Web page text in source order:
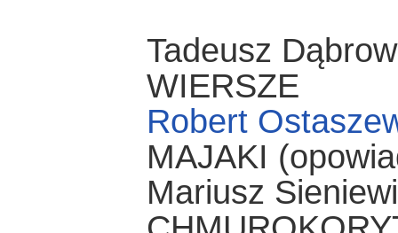
Tadeusz
WIERSZE
Robert
MAJAKI
Mariusz